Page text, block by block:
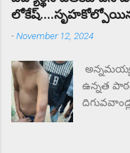
లోకేష్....సృహకోల్పోయిన
-November 12, 2024
అన్నమయ్య
ఉన్నత